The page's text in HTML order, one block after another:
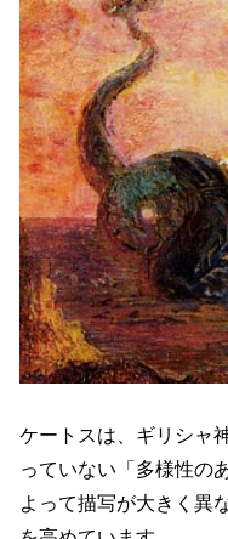
ケートスは、ギリシャ
っていない「多様性の
よって描写が大きく異